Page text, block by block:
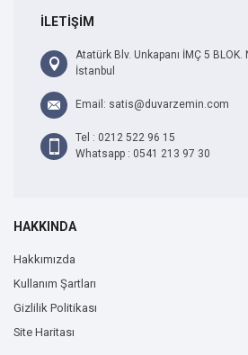
İLETİŞİM
Atatürk Blv. Unkapanı İMÇ 5
İstanbul
Email: satis@duvarzemin.com
Tel : 0212 522 96 15
Whatsapp : 0541 213 97 30
HAKKINDA
Hakkımızda
Kullanım Şartları
Gizlilik Politikası
Site Haritası